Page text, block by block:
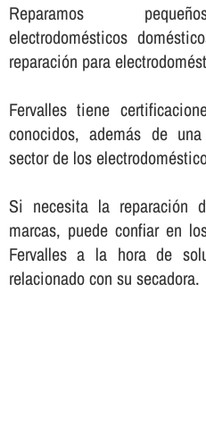
Reparamos
electrodomésticos
reparación para
Fervalles tiene
conocidos, además de
sector de los
Si necesita la reparación
marcas, puede confiar en
Fervalles a la hora de
relacionado con su secadora.